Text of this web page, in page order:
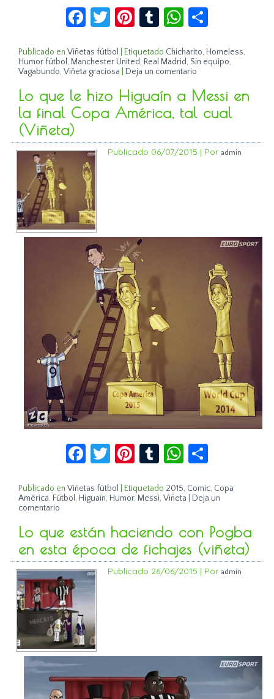
Facebook
Twitter
Pinterest
TumblrWhatsApp
Publicado en Viñetas fútbol Etiquetado Chicharito, Homeless,
Humor fútbol , Manchester United, Real Madrid, Sin equipo,
Vagabundo,Viñeta graciosa Deja un comentario
Lo que le hizo Higuaín a Messi en
la final Copa América, tal cual
(Viñeta)
Publicado 06/07/2015 | Por admin
Facebook
Twitter
Pinterest
TumblrWhatsApp
Publicado en Viñetas fútbol Etiquetado 2015, Comic, Copa
América, Fútbol, Higuaín, Humor, Messi,Viñeta
Deja un
comentario
Lo que están haciendo con Pogba
en esta época de fichajes (viñeta)
Publicado 26/06/2015 | Por admin